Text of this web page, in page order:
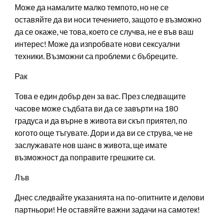
Може да намалите малко темпото, но не се
оставяйте да ви носи течението, защото е възможно
да се окаже, че това, което се случва, не е във ваш
интерес! Може да изпробвате нови сексуални
техники. Възможни са проблеми с бъбреците.
Рак
Това е един добър ден за вас. През следващите
часове може съдбата ви да се завърти на 180
градуса и да върне в живота ви скъп приятел, по
когото още тъгувате. Дори и да ви се струва, че не
заслужавате нов шанс в живота, ще имате
възможност да поправите грешките си.
Лъв
Днес следвайте указанията на по-опитните и делови
партньори! Не оставяйте важни задачи на самотек!